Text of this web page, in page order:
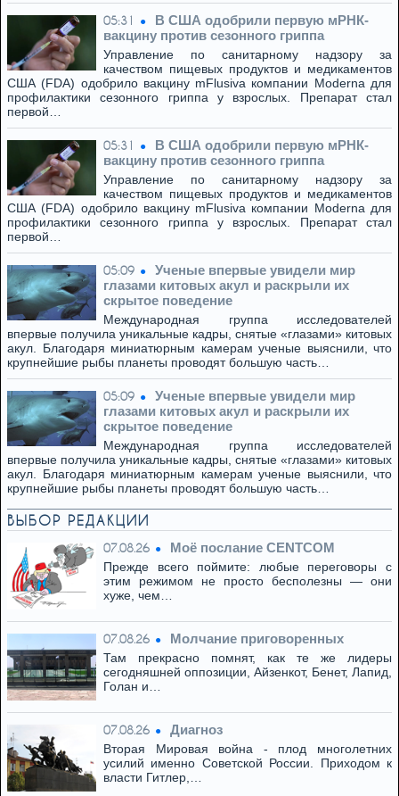
05:31
В США одобрили первую мРНК-
вакцину против сезонного гриппа
Управление по санитарному надзору за
качеством пищевых продуктов и медикаментов
США (FDA) одобрило вакцину mFlusiva компании Moderna для
профилактики сезонного гриппа у взрослых. Препарат стал
первой…
05:31
В США одобрили первую мРНК-
вакцину против сезонного гриппа
Управление по санитарному надзору за
качеством пищевых продуктов и медикаментов
США (FDA) одобрило вакцину mFlusiva компании Moderna для
профилактики сезонного гриппа у взрослых. Препарат стал
первой…
05:09
Ученые впервые увидели мир
глазами китовых акул и раскрыли их
скрытое поведение
Международная группа исследователей
впервые получила уникальные кадры, снятые «глазами» китовых
акул. Благодаря миниатюрным камерам ученые выяснили, что
крупнейшие рыбы планеты проводят большую часть…
05:09
Ученые впервые увидели мир
глазами китовых акул и раскрыли их
скрытое поведение
Международная группа исследователей
впервые получила уникальные кадры, снятые «глазами» китовых
акул. Благодаря миниатюрным камерам ученые выяснили, что
крупнейшие рыбы планеты проводят большую часть…
ВЫБОР РЕДАКЦИИ
07.08.26 Моё послание CENTCOM
Прежде всего поймите: любые переговоры с
этим режимом не просто бесполезны — они
хуже, чем…
07.08.26 Молчание приговоренных
Там прекрасно помнят, как те же лидеры
сегодняшней оппозиции, Айзенкот, Бенет, Лапид,
Голан и…
07.08.26 Диагноз
Вторая Мировая война - плод многолетних
усилий именно Советской России. Приходом к
власти Гитлер,…